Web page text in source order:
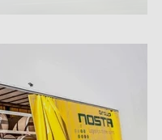
und
und pünktliche